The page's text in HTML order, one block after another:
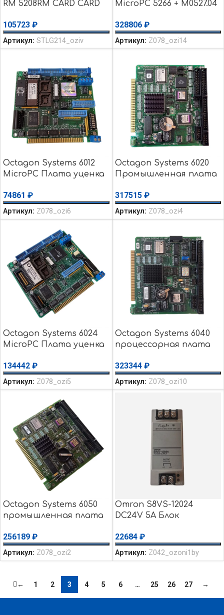
RM 5208RM CARD CARD
плана шины ISA
MicroPC уценка
использовалось
105723 ₽
Артикул: STLG214_oziv
MicroPC 5266 + M0527.04
Промышленная плата
уценка использовалось
328806 ₽
Артикул: Z078_ozi14
Octagon Systems 6012
MicroPC Плата уценка
74861 ₽
Артикул: Z078_ozi6
Octagon Systems 6020
Промышленная плата
использовалось
317515 ₽
Артикул: Z078_ozi4
Octagon Systems 6024
MicroPC Плата уценка
134442 ₽
Артикул: Z078_ozi5
Octagon Systems 6040
процессорная плата
323344 ₽
Артикул: Z078_ozi10
Octagon Systems 6050
промышленная плата
уценка использовалось
256189 ₽
Артикул: Z078_ozi2
Omron S8VS-12024
DC24V 5A Блок
использовалось Не
использовался, стоял в
резерве
22684 ₽
Артикул: Z042_ozoni1by
← 1 2 3 4 5 6 … 25 26 27 →